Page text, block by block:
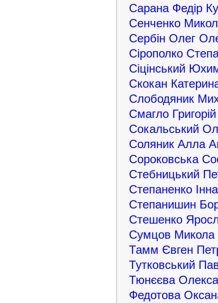
Сарана Федір
Сенченко
Сербін Олег
Сірополко
Сіцінський
Скокан
Слободяник
Смагло
Сокальський
Соляник Алла
Сороковська
Стебницький
Степаненко
Степанишин
Стешенко
Сумцов Микола
Тамм Євген
Тутковський
Тюнєєва
Федотова